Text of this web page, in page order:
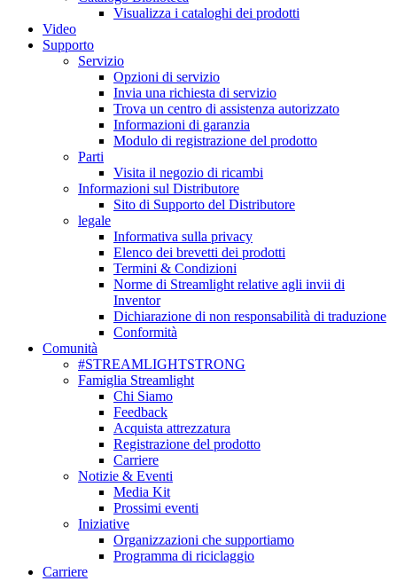
Visualizza i cataloghi dei prodotti
Video
Supporto
Servizio
Opzioni di servizio
Invia una richiesta di servizio
Trova un centro di assistenza autorizzato
Informazioni di garanzia
Modulo di registrazione del prodotto
Parti
Visita il negozio di ricambi
Informazioni sul Distributore
Sito di Supporto del Distributore
legale
Informativa sulla privacy
Elenco dei brevetti dei prodotti
Termini & Condizioni
Norme di Streamlight relative agli invii di
Inventor
Dichiarazione di non responsabilità di traduzione
Conformità
Comunità
#STREAMLIGHTSTRONG
Famiglia Streamlight
Chi Siamo
Feedback
Acquista attrezzatura
Registrazione del prodotto
Carriere
Notizie & Eventi
Media Kit
Prossimi eventi
Iniziative
Organizzazioni che supportiamo
Programma di riciclaggio
Carriere